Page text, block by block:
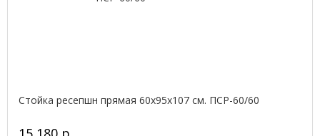
Стойка ресепшн прямая 60х95х107 см. ПСР-60/60